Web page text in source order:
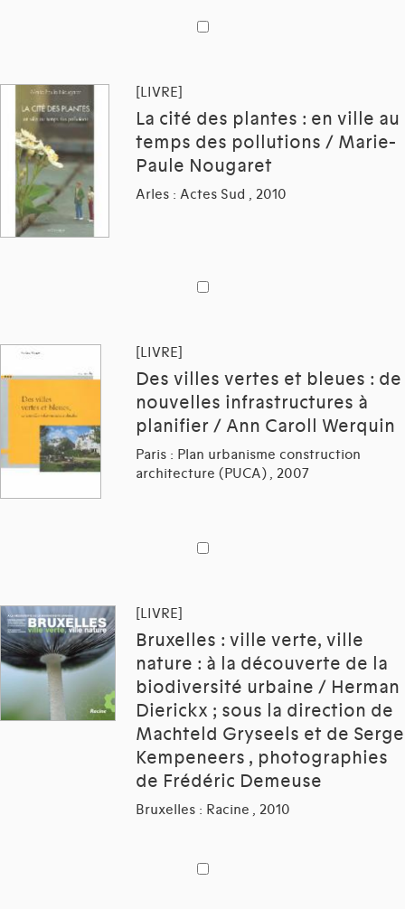
[LIVRE]
La cité des plantes : en ville au
temps des pollutions / Marie-
Paule Nougaret
Arles : Actes Sud , 2010
[LIVRE]
Des villes vertes et bleues : de
nouvelles infrastructures à
planifier / Ann Caroll Werquin
Paris : Plan urbanisme construction
architecture (PUCA) , 2007
[LIVRE]
Bruxelles : ville verte, ville
nature : à la découverte de la
biodiversité urbaine / Herman
Dierickx ; sous la direction de
Machteld Gryseels et de Serge
Kempeneers , photographies
de Frédéric Demeuse
Bruxelles : Racine , 2010